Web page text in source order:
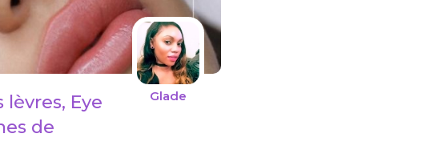
Glade
lèvres, Eye
de